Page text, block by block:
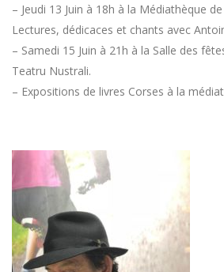
– Jeudi 13 Juin à 18h à la Médiathèque
Lectures, dédicaces et chants avec
– Samedi 15 Juin à 21h à la Salle des
Teatru Nustrali.
– Expositions de livres Corses à la